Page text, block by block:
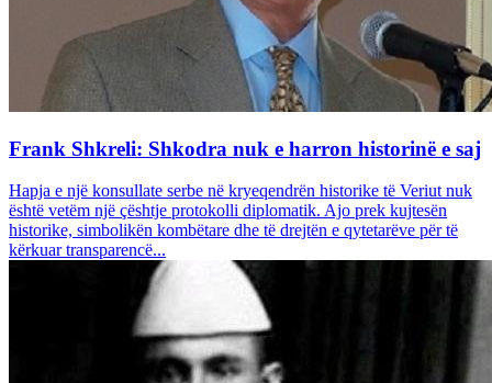
Frank Shkreli: Shkodra nuk e harron historinë e saj
Hapja e një konsullate serbe në kryeqendrën historike të Veriut nuk
është vetëm një çështje protokolli diplomatik. Ajo prek kujtesën
historike, simbolikën kombëtare dhe të drejtën e qytetarëve për të
kërkuar transparencë...